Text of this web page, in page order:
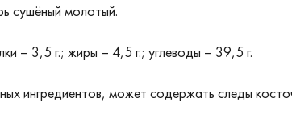
сушёный молотый.
– 3,5 г.; жиры – 4,5 г.; углеводы – 39,5 г.
ингредиентов, может содержать следы